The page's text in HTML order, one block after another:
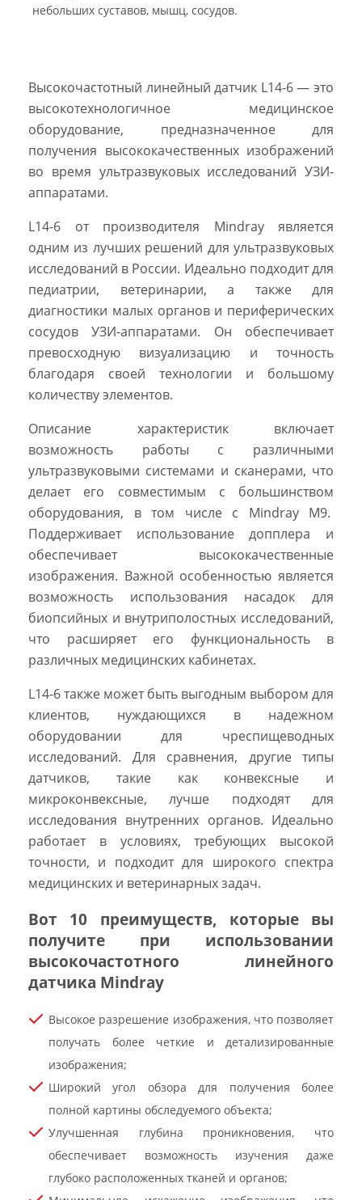
небольших суставов, мышц, сосудов.
Высокочастотный линейный датчик L14-6 — это
высокотехнологичное медицинское
оборудование, предназначенное для
получения высококачественных изображений
во время ультразвуковых исследований УЗИ-
аппаратами.
L14-6 от производителя Mindray является
одним из лучших решений для ультразвуковых
исследований в России. Идеально подходит для
педиатрии, ветеринарии, а также для
диагностики малых органов и периферических
сосудов УЗИ-аппаратами. Он обеспечивает
превосходную визуализацию и точность
благодаря своей технологии и большому
количеству элементов.
Описание характеристик включает
возможность работы с различными
ультразвуковыми системами и сканерами, что
делает его совместимым с большинством
оборудования, в том числе с Mindray M9.
Поддерживает использование допплера и
обеспечивает высококачественные
изображения. Важной особенностью является
возможность использования насадок для
биопсийных и внутриполостных исследований,
что расширяет его функциональность в
различных медицинских кабинетах.
L14-6 также может быть выгодным выбором для
клиентов, нуждающихся в надежном
оборудовании для чреспищеводных
исследований. Для сравнения, другие типы
датчиков, такие как конвексные и
микроконвексные, лучше подходят для
исследования внутренних органов. Идеально
работает в условиях, требующих высокой
точности, и подходит для широкого спектра
медицинских и ветеринарных задач.
Вот 10 преимуществ, которые вы
получите при использовании
высокочастотного линейного
датчика Mindray
Высокое разрешение изображения, что позволяет
получать более четкие и детализированные
изображения;
Широкий угол обзора для получения более
полной картины обследуемого объекта;
Улучшенная глубина проникновения, что
обеспечивает возможность изучения даже
глубоко расположенных тканей и органов;